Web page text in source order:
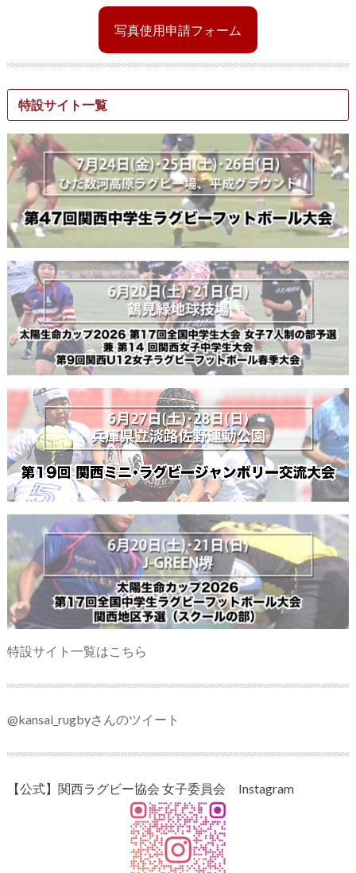
写真使用申請フォーム
特設サイト一覧
特設サイト一覧はこちら
@kansai_rugbyさんのツイート
【公式】関西ラグビー協会 女子委員会 Instagram